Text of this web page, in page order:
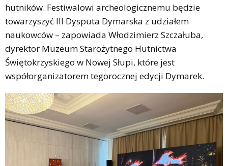
hutników. Festiwalowi archeologicznemu będzie
towarzyszyć III Dysputa Dymarska z udziałem
naukowców – zapowiada Włodzimierz Szczałuba,
dyrektor Muzeum Starożytnego Hutnictwa
Świętokrzyskiego w Nowej Słupi, które jest
współorganizatorem tegorocznej edycji Dymarek.